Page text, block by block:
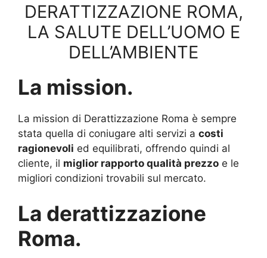
DERATTIZZAZIONE ROMA,
LA SALUTE DELL’UOMO E
DELL’AMBIENTE
La mission.
La mission di Derattizzazione Roma è sempre
stata quella di coniugare alti servizi a costi
ragionevoli ed equilibrati, offrendo quindi al
cliente, il miglior rapporto qualità prezzo e le
migliori condizioni trovabili sul mercato.
La derattizzazione
Roma.